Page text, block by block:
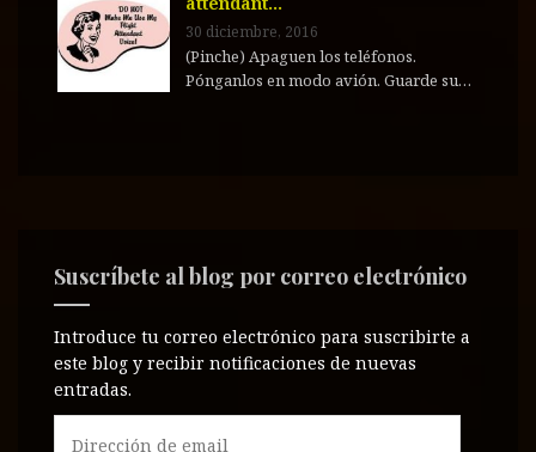
30 diciembre, 2016
(Pinche) Apaguen los teléfonos.
Pónganlos en modo avión. Guarde su…
Suscríbete al blog por correo electrónico
Introduce tu correo electrónico para suscribirte a
este blog y recibir notificaciones de nuevas
entradas.